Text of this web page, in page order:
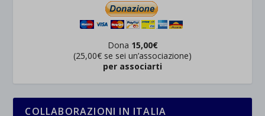
Dona 15,00€
(25,00€ se sei un’associazione)
per associarti
COLLABORAZIONI IN ITALIA